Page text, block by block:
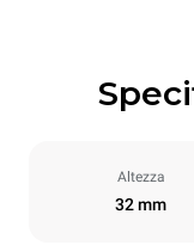
Altezza
32 mm